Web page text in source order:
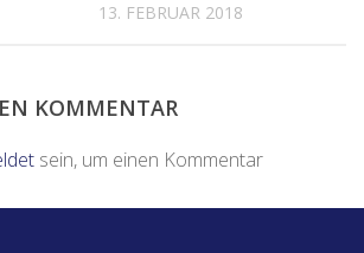
13. FEBRUAR 2018
KOMMENTAR
sein, um einen Kommentar